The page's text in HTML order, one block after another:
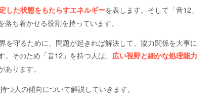
した状態をもたらすエネルギーを表します。そして「音12」
ち着かせる役割を持っています。
を守るために、問題が起きれば解決して、協力関係を大事に
そのため「音12」を持つ人は、 広い視野と細かな処理能力
ります。
人の傾向について解説していきます。